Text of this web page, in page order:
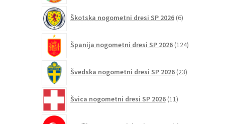
Škotska nogometni dresi SP 2026 6izdelkov
Španija nogometni dresi SP 2026 124izdelkov
Švedska nogometni dresi SP 2026 23izdelkov
Švica nogometni dresi SP 2026 11izdelkov